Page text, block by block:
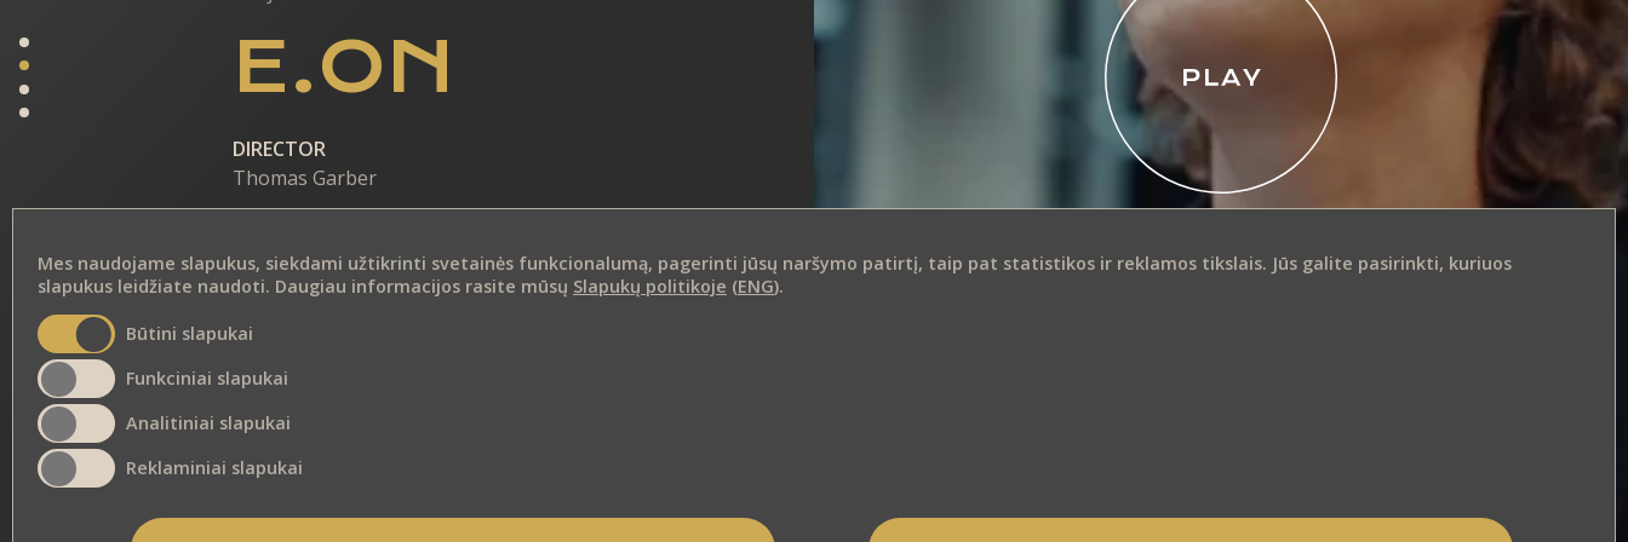
E.ON
DIRECTOR
Thomas Garber
Renegat Berlin/ Magic Films
Mes naudojame slapukus, siekdami užtikrinti svetainės funkcionalumą, pagerinti jūsų naršymo patirtį, taip pat statistikos ir reklamos tikslais. Jūs galite pasirinkti, kuriuos
slapukus leidžiate naudoti. Daugiau informacijos rasite mūsų Slapukų politikoje (ENG).
Būtini slapukai
Funkciniai slapukai
Analitiniai slapukai
Reklaminiai slapukai